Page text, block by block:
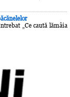
„Ce caută lămâia